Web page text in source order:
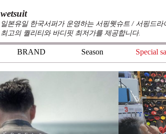
wetsuit
일본유일 한국서퍼가 운영하는 서핑웻슈트 / 서핑드라
최고의 퀄리티와 바디핏 최저가를 제공합니다.
+
BRAND
+
Season
+
Special